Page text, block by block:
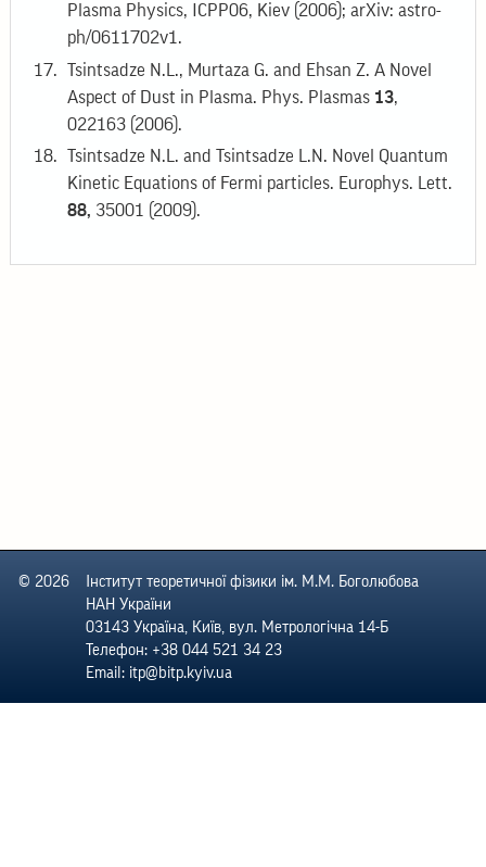
Plasma Physics, ICPP06, Kiev (2006); arXiv: astro-
ph/0611702v1.
Tsintsadze N.L., Murtaza G. and Ehsan Z. A Novel
Aspect of Dust in Plasma. Phys. Plasmas 13,
022163 (2006).
Tsintsadze N.L. and Tsintsadze L.N. Novel Quantum
Kinetic Equations of Fermi particles. Europhys. Lett.
88, 35001 (2009).
© 2026
Інститут теоретичної фізики ім. М.М. Боголюбова
НАН України
03143 Україна, Київ, вул. Метрологічна 14-Б
Телефон: +38 044 521 34 23
Email: itp@bitp.kyiv.ua